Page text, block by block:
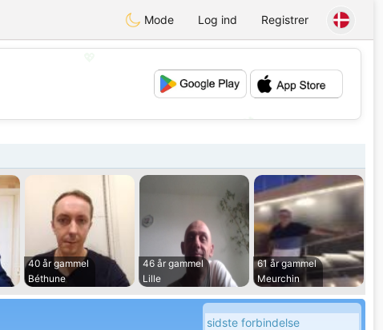
Mode Log ind Registrer
40 år gammel
Béthune
46 år gammel
Lille
61 år gammel
Meurchin
sidste forbindelse